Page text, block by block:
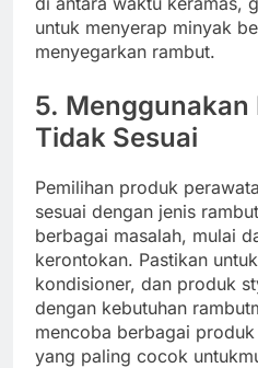
untuk menyerap minyak
menyegarkan rambut.
5. Menggunakan
Tidak Sesuai
Pemilihan produk
sesuai dengan jenis
berbagai masalah, mulai
kerontokan. Pastikan
kondisioner, dan produk
dengan kebutuhan
mencoba berbagai
yang paling cocok